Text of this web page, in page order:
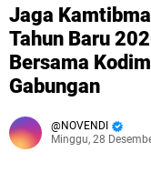
Jaga
Tahun Baru
Bersama
Gabungan
NOVENDI
Minggu, 28